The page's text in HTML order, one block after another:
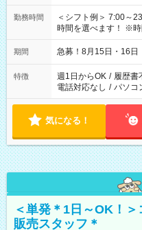
勤務時間
＜シフト例＞ 7:00～23:00 13:30
時間を選べます！ ※
期間 急募！8月15日・16日
特徴 週1日からOK / 履歴書
電話対応なし / パソコ
気になる！
＜単発＊1日～OK！
販売スタッフ＊